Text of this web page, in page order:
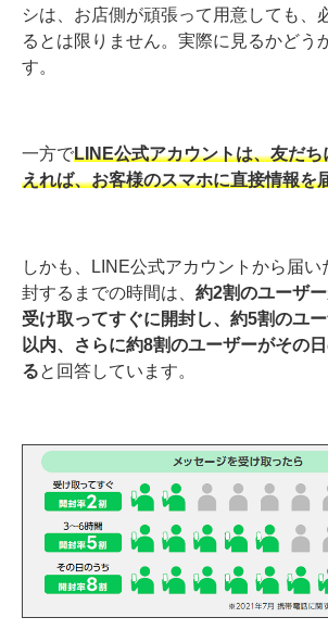
シは、お店側が頑張って用意しても、
るとは限りません。実際に見るかどう
す。
一方でLINE公式アカウントは、友だち
えれば、お客様のスマホに直接情報を
しかも、LINE公式アカウントから届い
封するまでの時間は、 約2割のユーザ
受け取ってすぐに開封し、約5割のユ
以内、さらに約8割のユーザーがその
る と回答しています。